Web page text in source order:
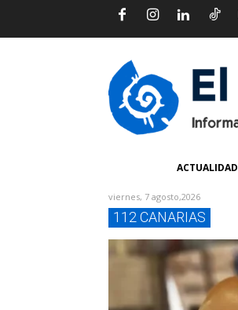
ACTUALIDAD
viernes, 7 agosto,2026
112 CANARIAS